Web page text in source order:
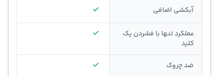
آبکشی اضافی
عملکرد تنها با فشردن یک
کلید
ضد چروک